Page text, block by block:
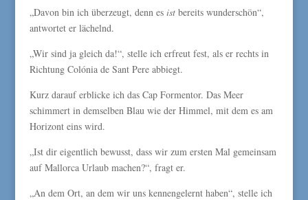
„Davon bin ich überzeugt, denn es istbereits wunderschön“,
antwortet er lächelnd.
„Wir sind ja gleich da!“, stelle ich erfreut fest, als er rechts in
Richtung Colónia de Sant Pere abbiegt.
Kurz darauf erblicke ich das Cap Formentor. Das Meer
schimmert in demselben Blau wie der Himmel, mit dem es am
Horizont eins wird.
„Ist dir eigentlich bewusst, dass wir zum ersten Mal gemeinsam
auf Mallorca Urlaub machen?“, fragt er.
„An dem Ort, an dem wir uns kennengelernt haben“, stelle ich